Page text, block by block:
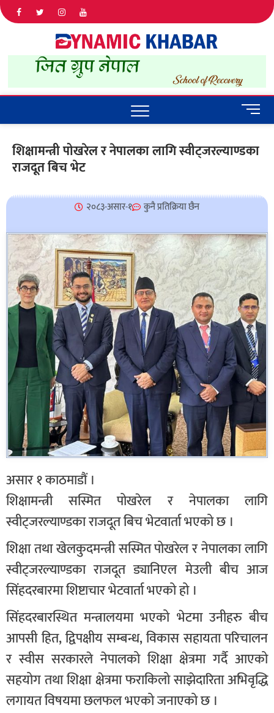
IN NEPAL
M
e
u
n
शिक्षामन्त्री पोखरेल र नेपालका लागि स्वीट्जरल्याण्डका
राजदूत बिच भेट
२०८३-असार-१ कुनै प्रतिक्रिया छैन
असार १ काठमाडौं ।
शिक्षामन्त्री सस्मित पोखरेल र नेपालका लागि
स्वीट्जरल्याण्डका राजदूत बिच भेटवार्ता भएको छ ।
शिक्षा तथा खेलकुदमन्त्री सस्मित पोखरेल र नेपालका लागि
स्वीट्जरल्याण्डका राजदूत ड्यानिएल मेउली बीच आज
सिंहदरबारमा शिष्टाचार भेटवार्ता भएको हो ।
सिंहदरबारस्थित मन्त्रालयमा भएको भेटमा उनीहरु बीच
आपसी हित, द्विपक्षीय सम्बन्ध, विकास सहायता परिचालन
र स्वीस सरकारले नेपालको शिक्षा क्षेत्रमा गर्दै आएको
सहयोग तथा शिक्षा क्षेत्रमा फराकिलो साझेदारिता अभिवृद्धि
लगायत विषयमा छलफल भएको जनाएको छ ।